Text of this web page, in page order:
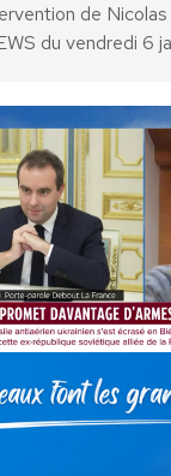
de
du vendredi 6
sur LCI